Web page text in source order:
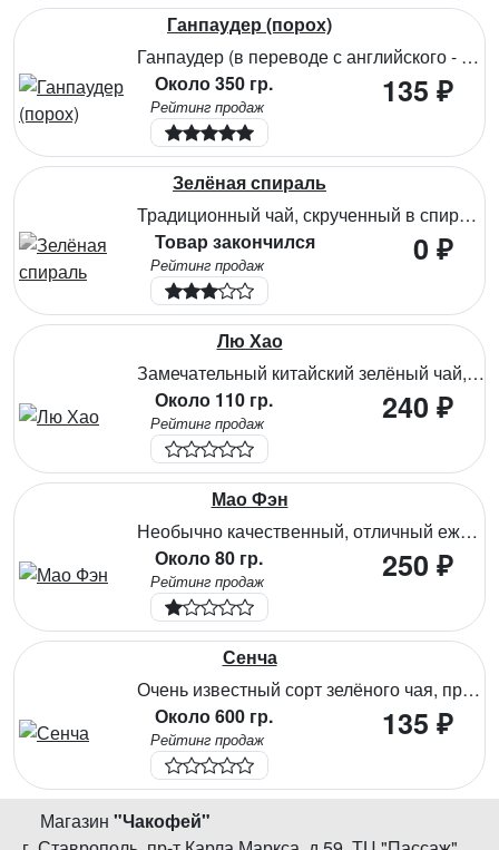
Ганпаудер (порох)
Ганпаудер (в переводе с английского - порох) имеет вид своеобразных туго скрученных шариков. Обладает ярким ароматическим букетом, в котором преобладают цветочные, цитрусовые и травянистые оттенки, настой с терпким вкусом и горчинкой. При длительном заваривании может сильно горчить, так как содержит довольно много кофеина. Прекрасно освежает в жаркий день, тонизирует и заряжает бодростью.
Около 350 гр.
Рейтинг продаж 135 ₽
Зелёная спираль
Традиционный чай, скрученный в спираль,отлично подходящий для ежедневного пользования. Аромат нежный, сладковатый, вкус слегка терпкий с травяными нотками. Чай содержит флавоноиды и антиоксиданты, укрепляющие кости и сердечнососудистую систему. При регулярном употреблении поддерживает уровень витаминов, микроэлементов и аминокислот в организме.
Товар закончился
Рейтинг продаж 0 ₽
Лю Хао
Замечательный китайский зелёный чай, один из лучших. Напиток обладает ярким свежим ароматом с фруктовыми нотами. Вкус напитка насыщенный с лёгкой приятной терпкостью и горчинкой, свойственной высококачественному чаю. Этот чай занимает лидирующие позиции по оздоровительному воздействию на организм – богат антиоксидантами, витаминами и микроэлементами, способствует очищению организма от токсинов и поддержке иммунитета, ускорению обменных процессов, укрепляет стенки сосудов, поддерживая их эластичность. Полифенолы чая замедляют окислительные процессы в организме и предотвращают образование тромбов.
Около 110 гр.
Рейтинг продаж 240 ₽
Мао Фэн
Необычно качественный, отличный ежедневный тонизирующий чай, который собирают и обрабатывают ранней весной исключительно вручную. Замечательно справляется с жаждой, даёт организму энергию на длительное время, с большим содержанием витамина С, чай антиоксидант. Это прекрасное сочетание кисло-сладкого вкуса, тонкого аромата и оздоровительного воздействия на организм. Подходит для неоднократного заваривания.
Около 80 гр.
Рейтинг продаж 250 ₽
Сенча
Очень известный сорт зелёного чая, производимого по японской технологии. Данный сорт собирается только ранней весной, когда чайные листья максимально полны витаминами и микроэлементами, из таких листьев получаются наиболее мягкие по вкусу и душистые чаи. Настой обладает освежающим бархатистым вкусом с лёгкой еле уловимой сладостью и весенним ароматом.
Около 600 гр.
Рейтинг продаж 135 ₽
Магазин "Чакофей"